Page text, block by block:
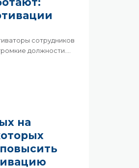
сотрудников
должности.
наградами, и его
на